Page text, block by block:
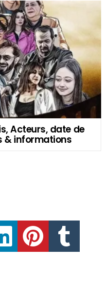
Acteurs, date de
& informations
linkedin pinterest tumblr